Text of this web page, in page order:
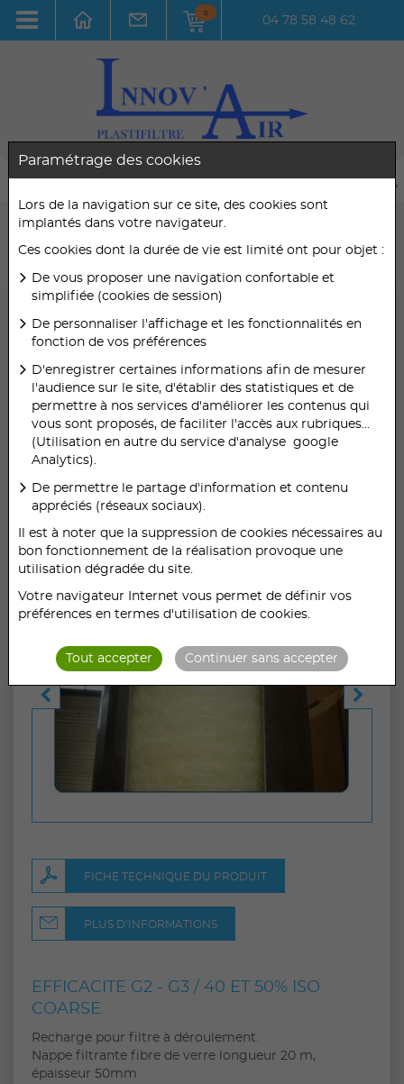
0
04 78 58 48 62
Toutes les utilisations
Toutes les efficacités
Bobines de
rechange pour les
filtres à
déroulement
automatique
DEROUL - MFV
FICHE TECHNIQUE DU PRODUIT
PLUS D’INFORMATIONS
EFFICACITE G2 - G3 / 40 ET 50% ISO
COARSE
Recharge pour filtre à déroulement.
Nappe filtrante fibre de verre longueur 20 m,
épaisseur 50mm
Paramétrage des cookies
Lors de la navigation sur ce site, des cookies sont
implantés dans votre navigateur.
Ces cookies dont la durée de vie est limité ont pour objet :
De vous proposer une navigation confortable et
simplifiée (cookies de session)
De personnaliser l'affichage et les fonctionnalités en
fonction de vos préférences
D'enregistrer certaines informations afin de mesurer
l'audience sur le site, d'établir des statistiques et de
permettre à nos services d'améliorer les contenus qui
vous sont proposés, de faciliter l'accès aux rubriques...
(Utilisation en autre du service d'analyse google
Analytics).
De permettre le partage d'information et contenu
appréciés (réseaux sociaux).
Il est à noter que la suppression de cookies nécessaires au
bon fonctionnement de la réalisation provoque une
utilisation dégradée du site.
Votre navigateur Internet vous permet de définir vos
préférences en termes d'utilisation de cookies.
Tout accepter Continuer sans accepter